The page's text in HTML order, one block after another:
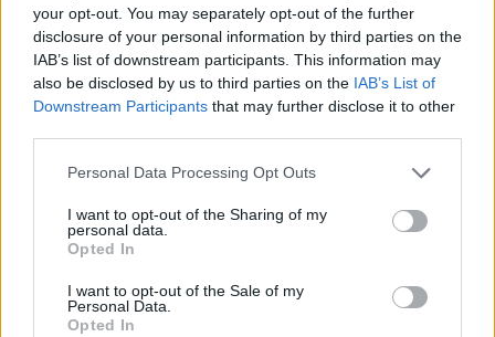
your opt-out. You may separately opt-out of the further
disclosure of your personal information by third parties on the
IAB’s list of downstream participants. This information may
also be disclosed by us to third parties on the IAB’s List of
Downstream Participants that may further disclose it to other
Personal Data Processing Opt Outs
I want to opt-out of the Sharing of my
personal data.
Opted In
I want to opt-out of the Sale of my
Personal Data.
Opted In
Photo 4/7
Παγκόσμιο Κύπελλο Ποδοσφαίρου 2018: Ουρουγουάη-
Σαουδική Αραβία 1-0 (photos)